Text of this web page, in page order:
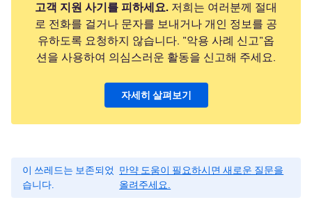
고객 지원 사기를 피하세요. 저희는 여러분께 절대
로 전화를 걸거나 문자를 보내거나 개인 정보를 공
유하도록 요청하지 않습니다. "악용 사례 신고"옵
션을 사용하여 의심스러운 활동을 신고해 주세요.
자세히 살펴보기
이 쓰레드는 보존되었
습니다.
만약 도움이 필요하시면 새로운 질문을
올려주세요.